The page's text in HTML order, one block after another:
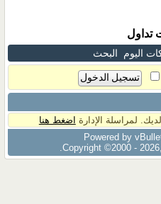
تداول
اليوم البحث
لمراسلة الإدارة اضغط هنا
Powered by
Copyright ©2000 -